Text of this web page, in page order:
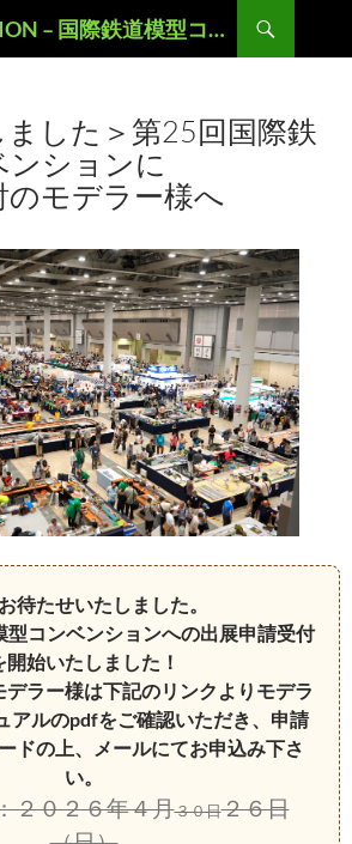
– JAM CONVENTION – 国際鉄道模型コンベンションOFFICIAL WEBSITE
ました＞第25回国際鉄
ションに
のモデラー様へ
待たせいたしました。
型コンベンションへの出展申請受付
開始いたしました！
デラー様は下記のリンクよりモデラ
アルのpdfをご確認いただき、申請
ドの上、メールにてお申込み下さ
い。
２０２６年４月３０日２６日